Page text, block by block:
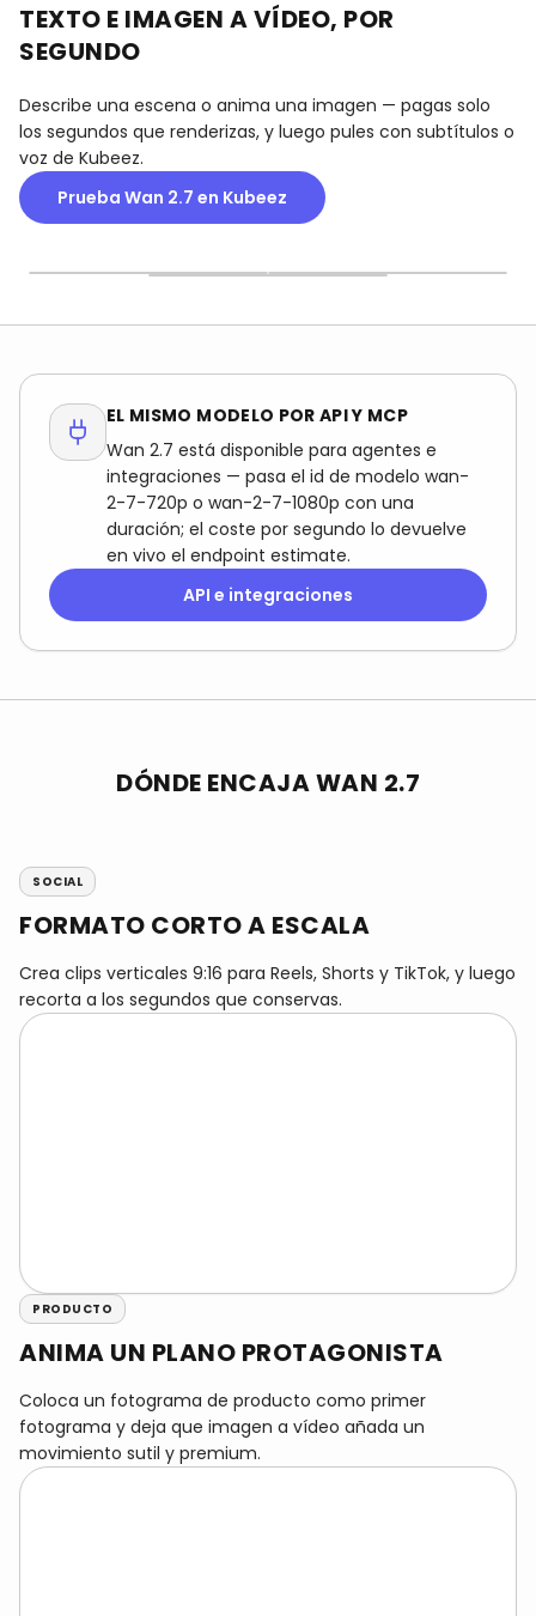
TEXTO E IMAGEN A VÍDEO, POR
SEGUNDO
Describe una escena o anima una imagen — pagas solo
los segundos que renderizas, y luego pules con subtítulos o
voz de Kubeez.
Prueba Wan 2.7 en Kubeez
TARJETA
opcional — para animar
PAGAS POR SEGUNDO
Elige cualquier duración
720p o 1080p — las
escalan de forma lineal.
PARA CADA FEED
16:9, 9:16, 1:1, 4:3 y 3:4 desde
para anuncios
EL MISMO MODELO POR API Y MCP
Wan 2.7 está disponible para agentes e
integraciones — pasa el id de modelo wan-
2-7-720p o wan-2-7-1080p con una
duración; el coste por segundo lo devuelve
en vivo el endpoint estimate.
API e integraciones
DÓNDE ENCAJA WAN 2.7
SOCIAL
FORMATO CORTO A ESCALA
Crea clips verticales 9:16 para Reels, Shorts y TikTok, y luego
recorta a los segundos que conservas.
PRODUCTO
ANIMA UN PLANO PROTAGONISTA
Coloca un fotograma de producto como primer
fotograma y deja que imagen a vídeo añada un
movimiento sutil y premium.